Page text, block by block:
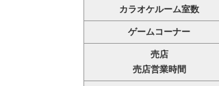
カラオケルーム室数
ゲームコーナー
売店
売店営業時間